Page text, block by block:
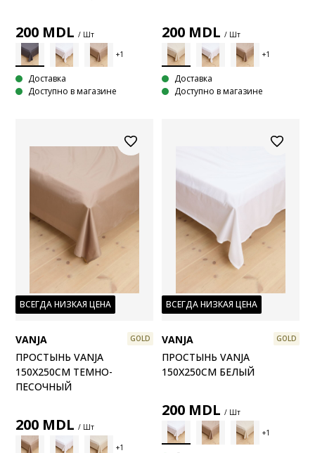
200 MDL / Шт
Доставка
Доступно в магазине
200 MDL / Шт
Доставка
Доступно в магазине
ВСЕГДА НИЗКАЯ ЦЕНА
VANJA GOLD
ПРОСТЫНЬ VANJA
150X250СМ ТЕМНО-
ПЕСОЧНЫЙ
200 MDL / Шт
ВСЕГДА НИЗКАЯ ЦЕНА
VANJA GOLD
ПРОСТЫНЬ VANJA
150X250СМ БЕЛЫЙ
200 MDL / Шт